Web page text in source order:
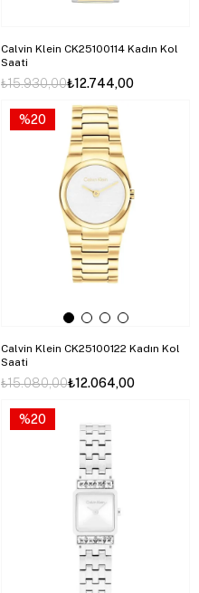
Calvin Klein CK25100114 Kadın Kol
Saati
₺12.744,00
₺15.930,00
Calvin Klein CK25100122 Kadın Kol
Saati
₺12.064,00
₺15.080,00
%20
%20